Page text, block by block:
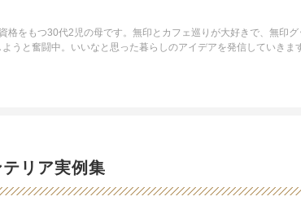
格をもつ30代2児の母です。無印とカフェ巡りが大好きで、無印グ
うと奮闘中。いいなと思った暮らしのアイデアを発信していきま
リア実例集